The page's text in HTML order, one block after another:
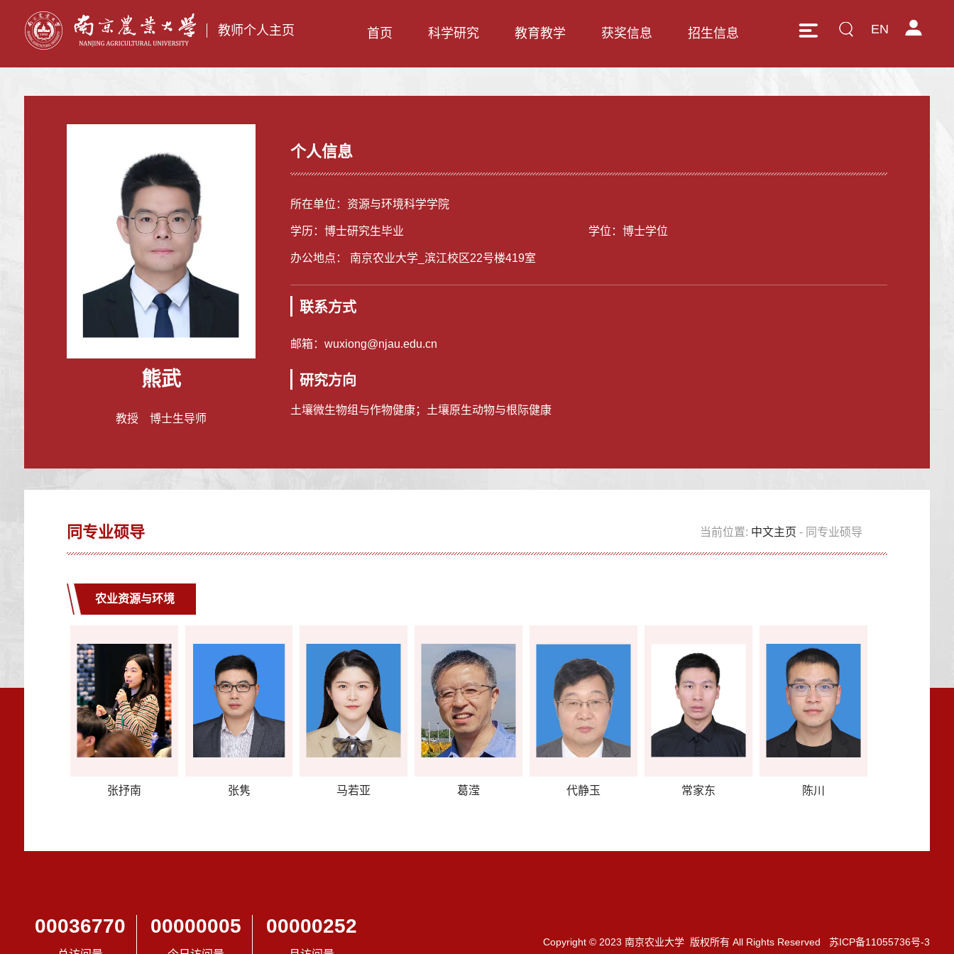
教师个人主页 EN
首页 科学研究 教育教学 获奖信息 招生信息
熊武
教授 博士生导师
个人信息
所在单位：资源与环境科学学院
学历：博士研究生毕业 学位：博士学位
办公地点： 南京农业大学_滨江校区22号楼419室
联系方式
邮箱： wuxiong@njau.edu.cn
研究方向
土壤微生物组与作物健康；土壤原生动物与根际健康
同专业硕导 当前位置: 中文主页 - 同专业硕导
农业资源与环境
张抒南 张隽 马若亚 葛滢 代静玉 常家东 陈川
00036770 00000005 00000252
Copyright © 2023 南京农业大学 版权所有 All Rights Reserved 苏ICP备11055736号-3